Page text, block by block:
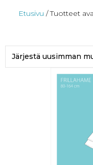
Etusivu / Tuotteet